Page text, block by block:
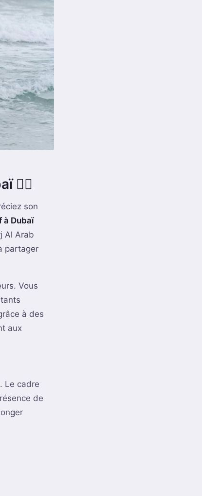
🏄‍♂️
son
à Dubaï
Al Arab
partager
Vous
à des
aux
Le cadre
de